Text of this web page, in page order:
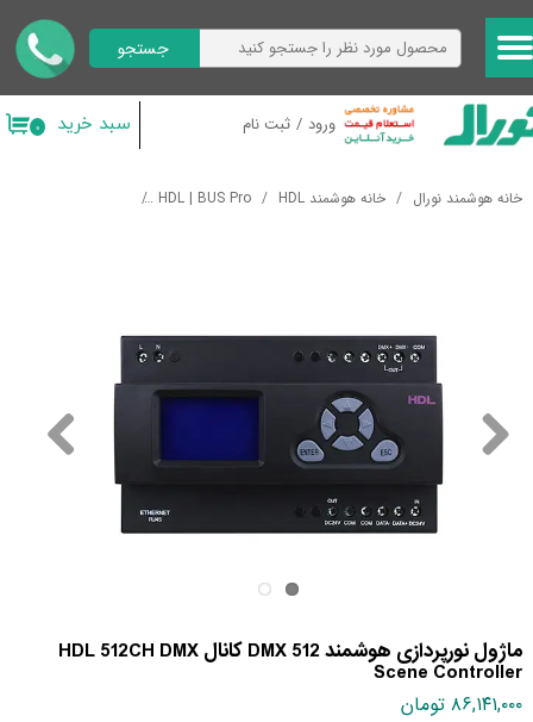
ورود / ثبت نام
حساب کاربری من
تغییر گذر واژه
خروج از حساب کاربری
جستجو
۰ سبد خرید
خانه هوشمند نورال خانه هوشمند HDL HDL | BUS Pro
ماژول نورپردازی هوشمند DMX 512 کانال HDL 512CH DMX
Scene Controller
۸۶,۱۴۱,۰۰۰ تومان